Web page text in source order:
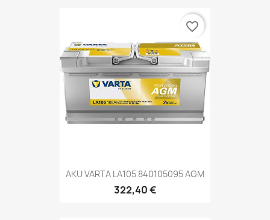
AKU VARTA LA105 840105095 AGM
322,40 €
favorite_border